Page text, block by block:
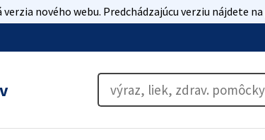
nového webu. Predchádzajúcu verziu nájdete na